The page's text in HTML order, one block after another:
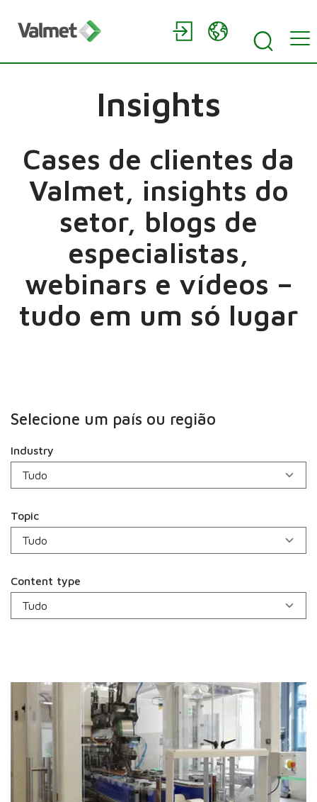
Insights
Cases de clientes da
Valmet, insights do
setor, blogs de
especialistas,
webinars e vídeos –
tudo em um só lugar
Selecione um país ou região
Industry
Topic
Content type